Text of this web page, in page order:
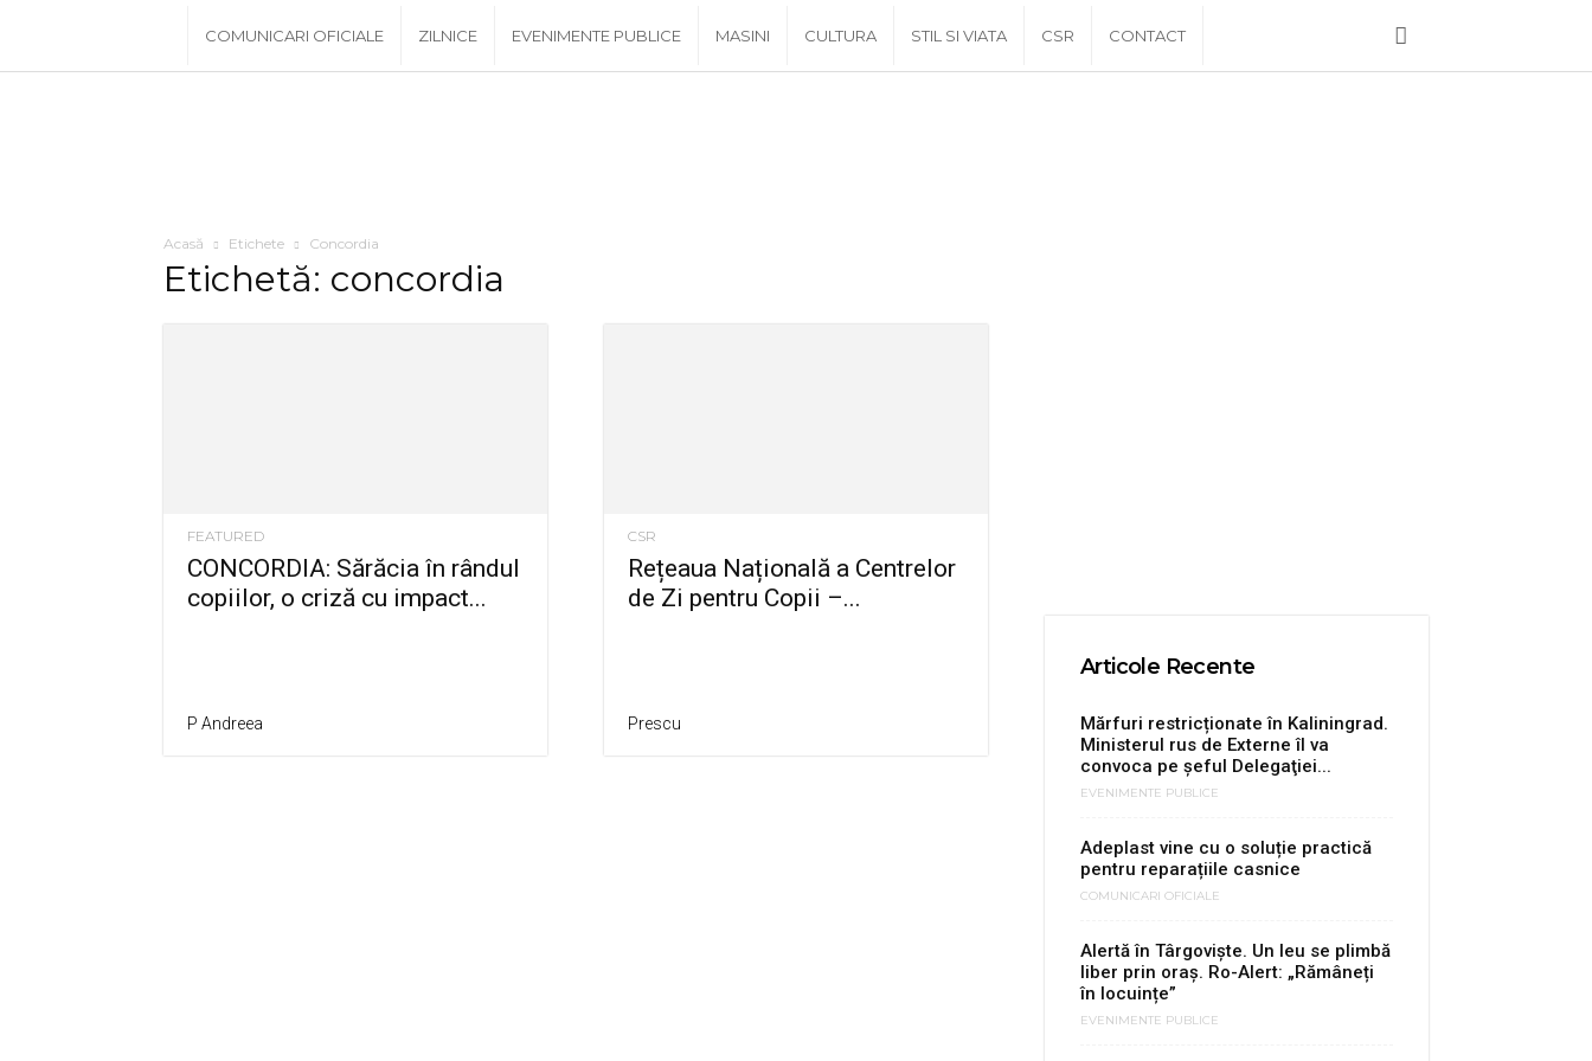
www.PRescu.ro
COMUNICARI OFICIALE ZILNICE EVENIMENTE PUBLICE MASINI CULTURA STIL SI VIATA CSR CONTACT
Acasă Etichete Concordia
Etichetă: concordia
FEATURED
CONCORDIA: Sărăcia în rândul
copiilor, o criză cu impact...
P Andreea
CSR
Rețeaua Națională a Centrelor
de Zi pentru Copii –...
Prescu
Articole Recente
Mărfuri restricționate în Kaliningrad.
Ministerul rus de Externe îl va
convoca pe şeful Delegaţiei...
EVENIMENTE PUBLICE
Adeplast vine cu o soluție practică
pentru reparațiile casnice
COMUNICARI OFICIALE
Alertă în Târgovişte. Un leu se plimbă
liber prin oraș. Ro-Alert: „Rămâneți
în locuințe”
EVENIMENTE PUBLICE